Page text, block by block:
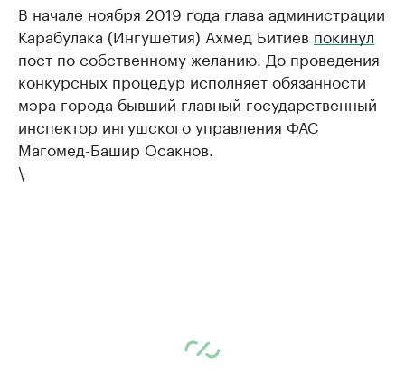
В начале ноября 2019 года глава администрации
Карабулака (Ингушетия) Ахмед Битиев покинул
пост по собственному желанию. До проведения
конкурсных процедур исполняет обязанности
мэра города бывший главный государственный
инспектор ингушского управления ФАС
Магомед-Башир Осакнов.
\